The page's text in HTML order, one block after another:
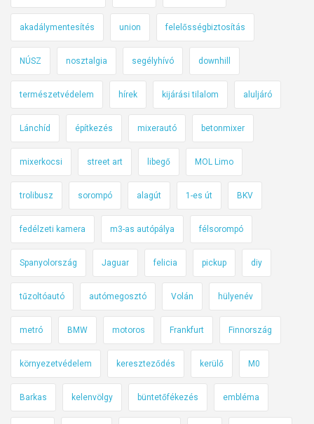
akadálymentesítés union felelősségbiztosítás
NÚSZ nosztalgia segélyhívó downhill
természetvédelem hírek kijárási tilalom aluljáró
Lánchíd építkezés mixerautó betonmixer
mixerkocsi street art libegő MOL Limo
trolibusz sorompó alagút 1-es út BKV
fedélzeti kamera m3-as autópálya félsorompó
Spanyolország Jaguar felicia pickup diy
tűzoltóautó autómegosztó Volán hülyenév
metró BMW motoros Frankfurt Finnország
környezetvédelem kereszteződés kerülő M0
Barkas kelenvölgy büntetőfékezés embléma